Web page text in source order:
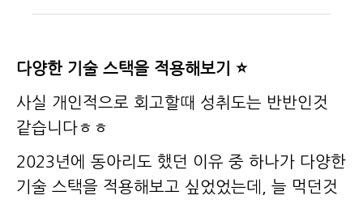
다양한 기술 스택을 적용해보기 ⭐️
사실 개인적으로 회고할때 성취도는 반반인것
같습니다ㅎㅎ
2023년에 동아리도 했던 이유 중 하나가 다양한
기술 스택을 적용해보고 싶었었는데, 늘 먹던것